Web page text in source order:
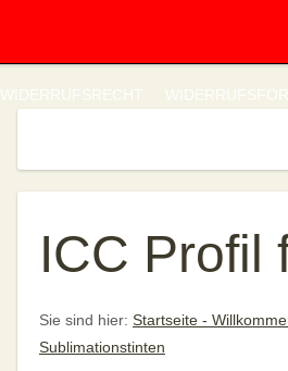
WIDERRUFSRECHT
ICC Profil
Sie sind hier: Startseite -
Sublimationstinten